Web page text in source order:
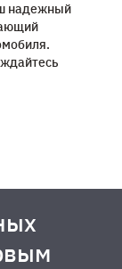
надежный